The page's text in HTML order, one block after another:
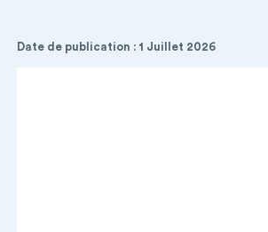
Date de publication : 1 Juillet 2026